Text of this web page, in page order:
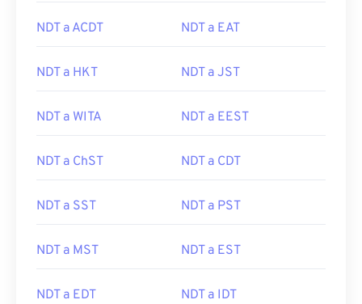
NDT a ACDT NDT a EAT
NDT a HKT NDT a JST
NDT a WITA NDT a EEST
NDT a ChST NDT a CDT
NDT a SST NDT a PST
NDT a MST NDT a EST
NDT a EDT NDT a IDT